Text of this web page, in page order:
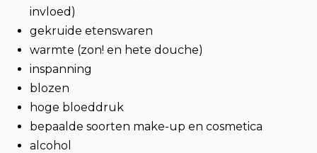
invloed)
gekruide etenswaren
warmte (zon! en hete douche)
inspanning
blozen
hoge bloeddruk
bepaalde soorten make-up en cosmetica
alcohol